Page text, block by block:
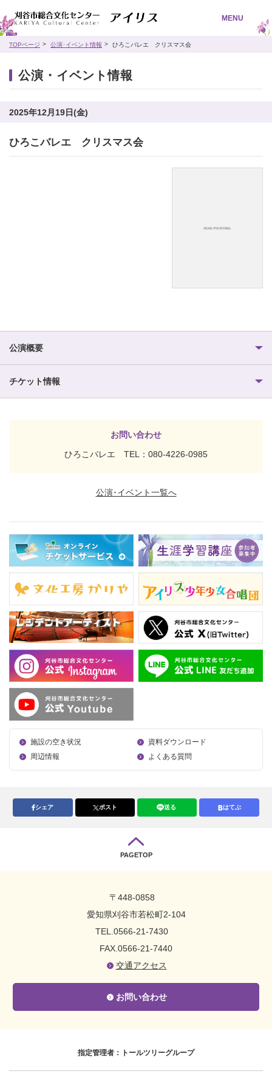
MENU
TOPページ 公演･イベント情報 ひろこバレエ クリスマス会
公演・イベント情報
2025年12月19日(金)
ひろこバレエ クリスマス会
公演概要
チケット情報
お問い合わせ
ひろこバレエ TEL：080-4226-0985
公演･イベント一覧へ
施設の空き状況
資料ダウンロード
周辺情報
よくある質問
シェア ポスト 送る はてぶ
PAGETOP
〒448-0858
愛知県刈谷市若松町2-104
TEL.0566-21-7430
FAX.0566-21-7440
交通アクセス
お問い合わせ
指定管理者：トールツリーグループ